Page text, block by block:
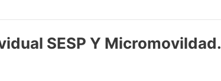
SESP Y Micromovildad.